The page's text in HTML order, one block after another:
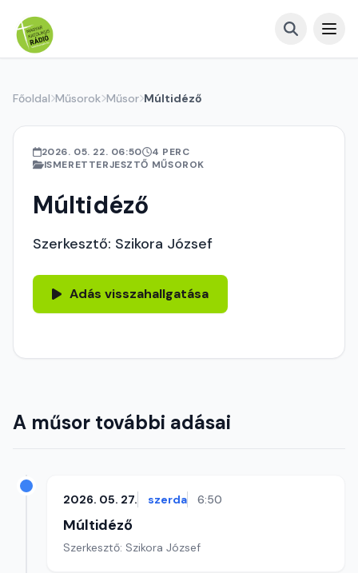
Főoldal Műsorok Műsor Múltidéző
2026. 05. 22. 06:50
4 PERC
ISMERETTERJESZTŐ MŰSOROK
Múltidéző
Szerkesztő: Szikora József
Adás visszahallgatása
A műsor további adásai
2026. 05. 27. szerda 6:50
Múltidéző
Szerkesztő: Szikora József